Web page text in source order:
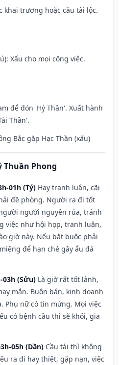
khai trương hoặc cầu tài lộc.
Xấu cho mọi công việc.
để đón 'Hỷ Thần'. Xuất hành
Thần'.
Bắc gặp Hạc Thần (xấu)
Thuần Phong
01h (Tý) Hay tranh luận, cãi
đề phòng. Người ra đi tốt
người nguyền rủa, tránh
việc như hội họp, tranh luận,
giờ này. Nếu bắt buộc phải
để hạn ché gây ẩu đả
03h (Sửu) Là giờ rất tốt lành,
mắn. Buôn bán, kinh doanh
Phụ nữ có tin mừng. Mọi việc
có bệnh cầu thì sẽ khỏi, gia
05h (Dần) Cầu tài thì không
ra đi hay thiệt, gặp nạn, việc